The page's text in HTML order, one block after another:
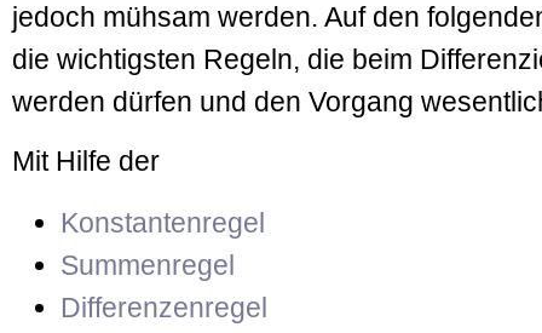
jedoch mühsam werden. Auf den
die wichtigsten Regeln, die beim
werden dürfen und den Vorgang
Mit Hilfe der
Konstantenregel
Summenregel
Differenzenregel